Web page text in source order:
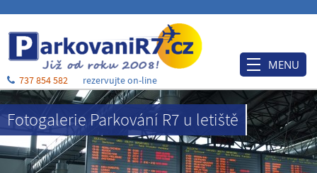
Fotogalerie Parkování R7 u letiště
737 854 582 rezervujte on-line
MENU
Úvod
Ceník
Rezervace